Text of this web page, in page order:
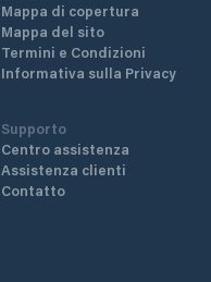
Mappa di copertura
Mappa del sito
Termini e Condizioni
Informativa sulla Privacy
Supporto
Centro assistenza
Assistenza clienti
Contatto